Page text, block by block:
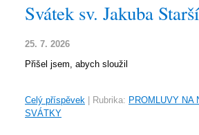
Svátek sv. Jakuba
25. 7. 2026
Přišel jsem, abych sloužil
Celý příspěvek Rubrika: PROMLUVY NA
SVÁTKY